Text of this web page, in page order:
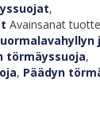
,
Avainsanat
törmäyssuoja,
, Päädyn